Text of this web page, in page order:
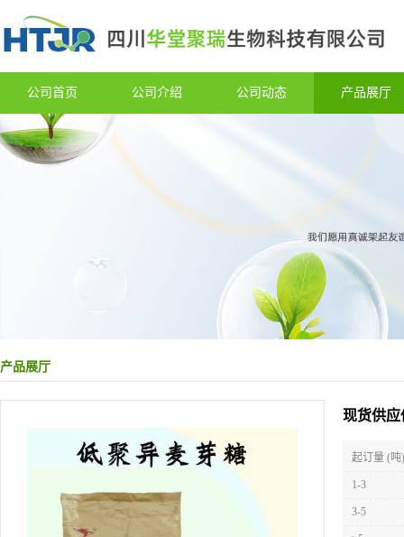
公司首页 公司介绍 公司动态 产品展厅
产品展厅
现货供应
起订量 (吨)
1-3
3-5